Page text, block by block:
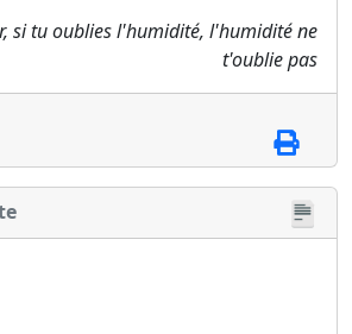
si tu oublies l'humidité, l'humidité ne
t'oublie pas